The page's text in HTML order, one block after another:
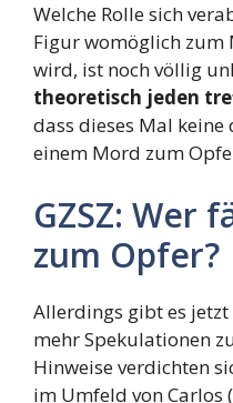
Welche Rolle sich
Figur womöglich
wird, ist noch völlig
theoretisch jeden
dass dieses Mal
einem Mord zum
GZSZ: Wer
zum Opfer?
Allerdings gibt es
mehr Spekulationen
Hinweise verdichten
im Umfeld von Carlos